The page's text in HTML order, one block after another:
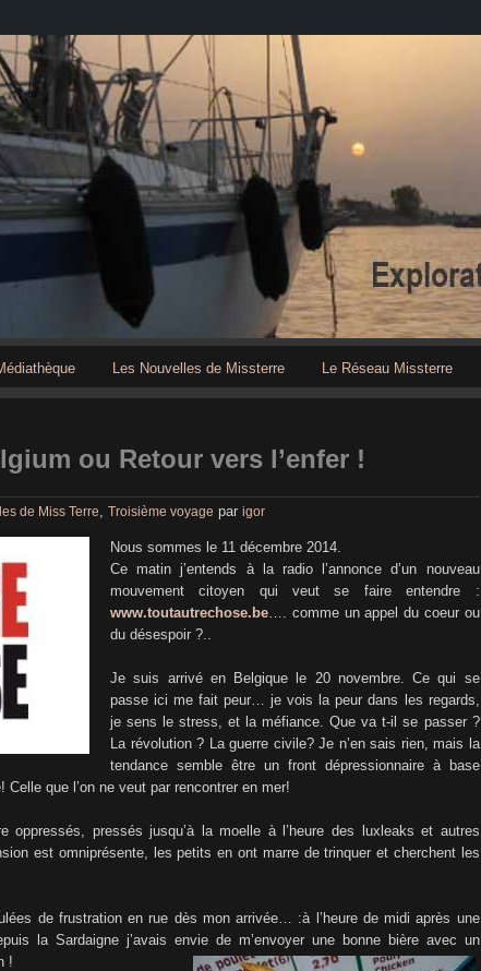
Les Nouvelles de Missterre Le Réseau Missterre
ou Retour vers l’enfer !
de Miss Terre, Troisième voyage par igor
Nous sommes le 11 décembre 2014.
Ce matin j’entends à la radio l’annonce d’un nouveau
mouvement citoyen qui veut se faire entendre :
www.toutautrechose.be…. comme un appel du coeur ou
du désespoir ?..
Je suis arrivé en Belgique le 20 novembre. Ce qui se
passe ici me fait peur… je vois la peur dans les regards,
je sens le stress, et la méfiance. Que va t-il se passer ?
La révolution ? La guerre civile? Je n’en sais rien, mais la
tendance semble être un front dépressionnaire à base
que l’on ne veut par rencontrer en mer!
oppressés, pressés jusqu’à la moelle à l’heure des luxleaks et autres
est omniprésente, les petits en ont marre de trinquer et cherchent les
de frustration en rue dès mon arrivée… :à l’heure de midi après une
la Sardaigne j’avais envie de m’envoyer une bonne bière avec un
!